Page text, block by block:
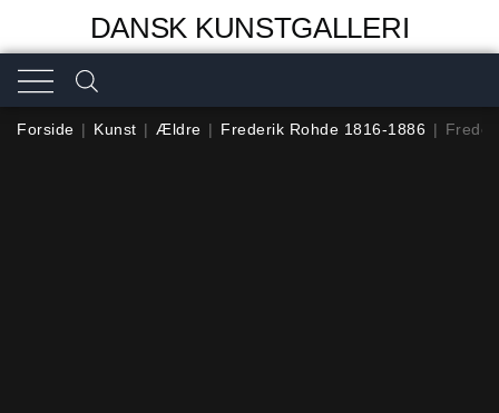
DANSK KUNSTGALLERI
Forside | Kunst | Ældre | Frederik Rohde 1816-1886 |